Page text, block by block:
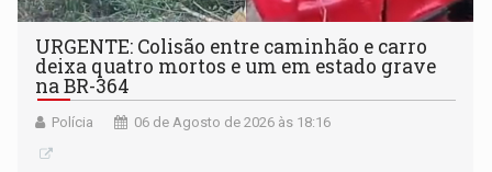
URGENTE: Colisão entre caminhão e carro
deixa quatro mortos e um em estado grave
na BR-364
Polícia 06 de Agosto de 2026 às 18:16